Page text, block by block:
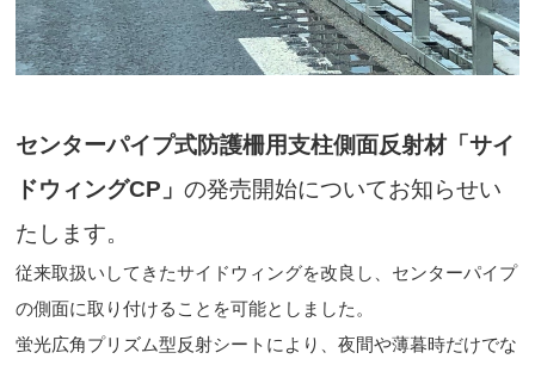
センターパイプ式防護柵用支柱側面反射材「サイ
ドウィングCP」の発売開始についてお知らせい
たします。
従来取扱いしてきたサイドウィングを改良し、センターパイプ
の側面に取り付けることを可能としました。
蛍光広角プリズム型反射シートにより、夜間や薄暮時だけでな